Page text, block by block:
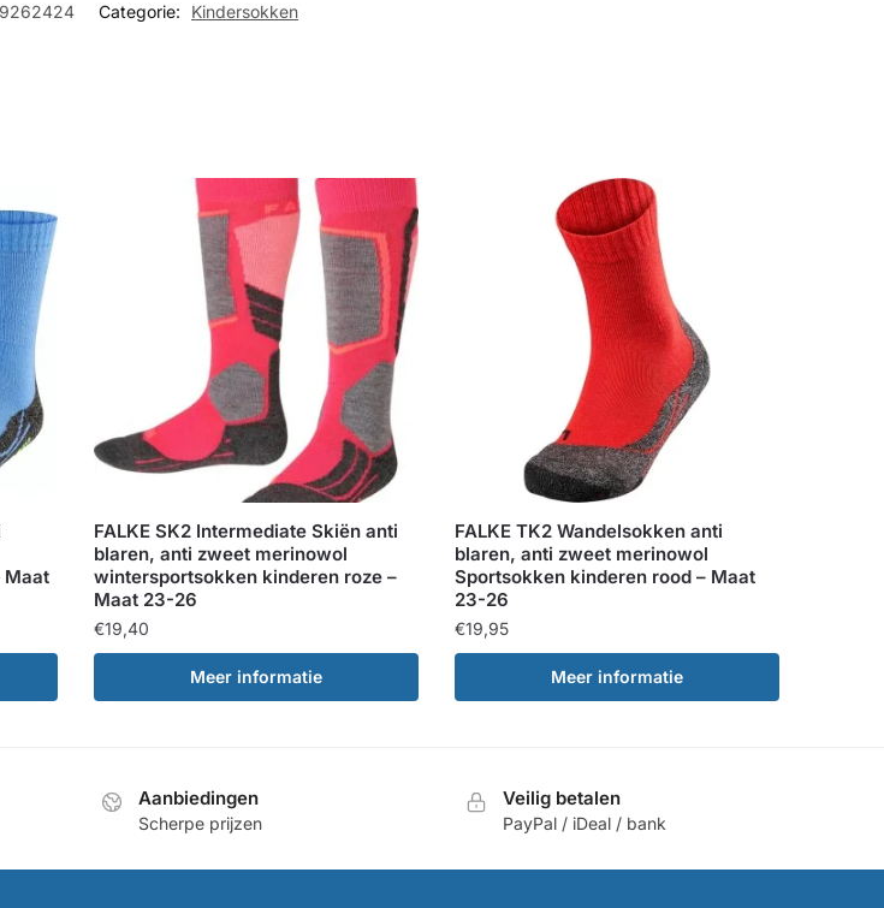
Categorie: Kindersokken
Maat
FALKE SK2 Intermediate Skiën anti
blaren, anti zweet merinowol
wintersportsokken kinderen roze –
Maat 23-26
€19,40
Meer informatie
FALKE TK2 Wandelsokken anti
blaren, anti zweet merinowol
Sportsokken kinderen rood – Maat
23-26
€19,95
Meer informatie
Aanbiedingen
Scherpe prijzen
Veilig betalen
PayPal / iDeal / bank